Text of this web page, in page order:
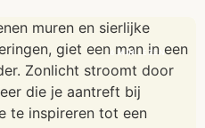
6 MIN LEZEN